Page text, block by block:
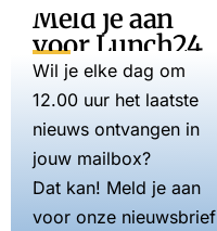
Meld je aan
voor Lunch24
Wil je elke dag om
12.00 uur het laatste
nieuws ontvangen in
jouw mailbox?
Dat kan! Meld je aan
voor onze nieuwsbrief